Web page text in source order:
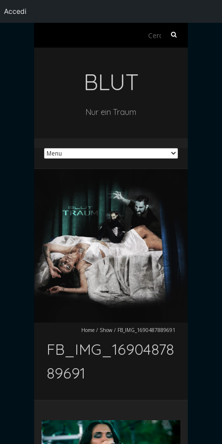
Accedi
Ricerca
BLUT
Nur ein Traum
Home / Show / FB_IMG_1690487889691
FB_IMG_16904878
89691